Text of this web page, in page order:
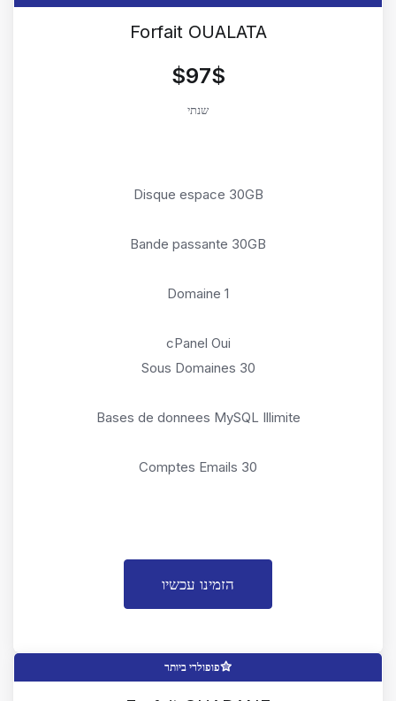
Forfait OUALATA
$97$
שנתי
Disque espace 30GB
Bande passante 30GB
1 Domaine
cPanel Oui
Sous Domaines 30
Bases de donnees MySQL Illimite
Comptes Emails 30
הזמינו עכשיו
פופולרי ביותר